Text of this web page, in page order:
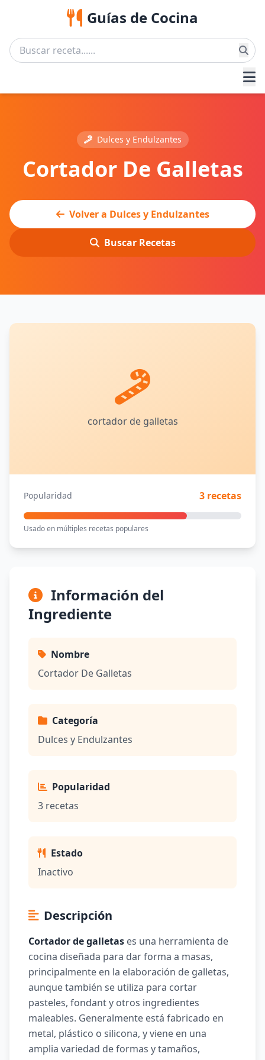
Guías de Cocina
Dulces y Endulzantes
Cortador De Galletas
Volver a Dulces y Endulzantes
Buscar Recetas
cortador de galletas
Popularidad 3 recetas
Usado en múltiples recetas populares
Información del
Ingrediente
Nombre
Cortador De Galletas
Categoría
Dulces y Endulzantes
Popularidad
3 recetas
Estado
Inactivo
Descripción
Cortador de galletas es una herramienta de
cocina diseñada para dar forma a masas,
principalmente en la elaboración de galletas,
aunque también se utiliza para cortar
pasteles, fondant y otros ingredientes
maleables. Generalmente está fabricado en
metal, plástico o silicona, y viene en una
amplia variedad de formas y tamaños,